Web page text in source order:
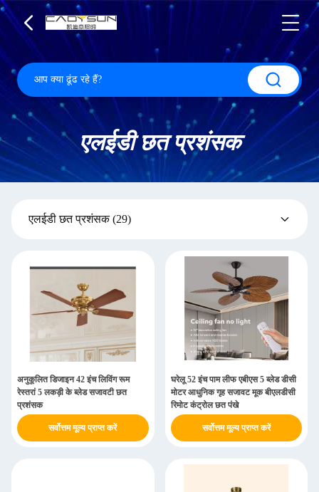
एलईडी छत प्रशंसक
एलईडी छत प्रशंसक(29)
अनुकूलित डिजाइन 42 इंच लिविंग रूम
रेस्तरां 5 लकड़ी के ब्लेड सजावटी छत
प्रशंसक
सर्वोत्तम मूल्य प्राप्त करें
घरेलू 52 इंच पाम लीफ एबीएस 5 ब्लेड डीसी
मोटर आधुनिक गृह सजावट मूक बीएलडीसी
रिमोट कंट्रोल छत पंखे
सर्वोत्तम मूल्य प्राप्त करें